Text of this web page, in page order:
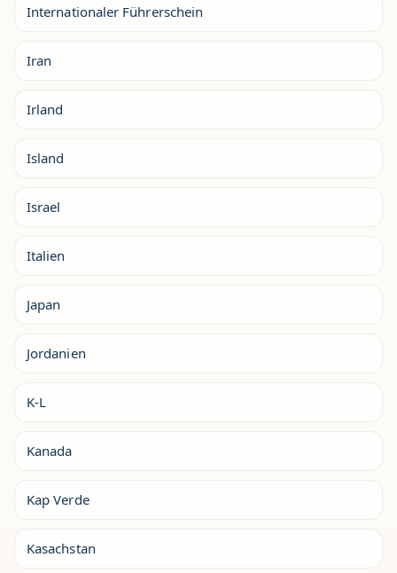
Internationaler Führerschein
Iran
Irland
Island
Israel
Italien
Japan
Jordanien
K-L
Kanada
Kap Verde
Kasachstan